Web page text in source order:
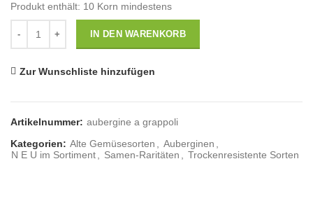
Produkt enthält: 10 Korn mindestens
IN DEN WARENKORB
Zur Wunschliste hinzufügen
Artikelnummer: aubergine a grappoli
Kategorien: Alte Gemüsesorten Auberginen
N E U im Sortiment
Samen-Raritäten Trockenresistente Sorten